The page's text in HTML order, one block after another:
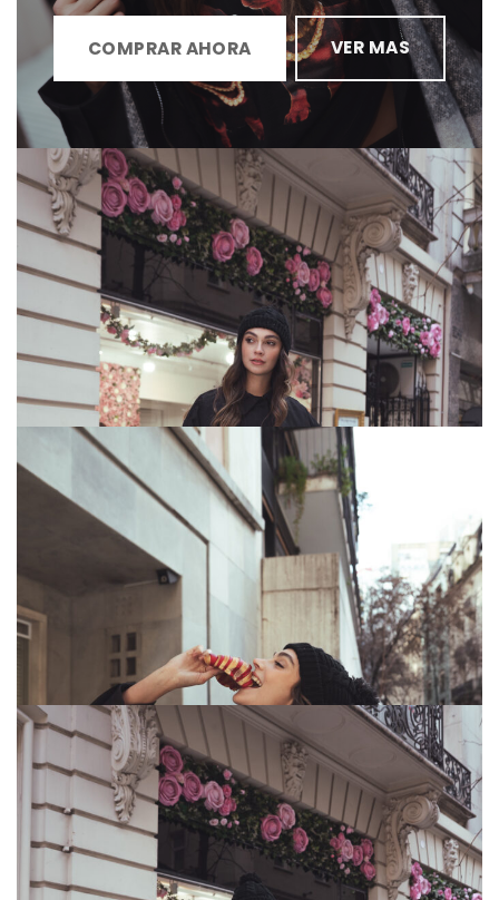
COMPRAR AHORA VER MAS